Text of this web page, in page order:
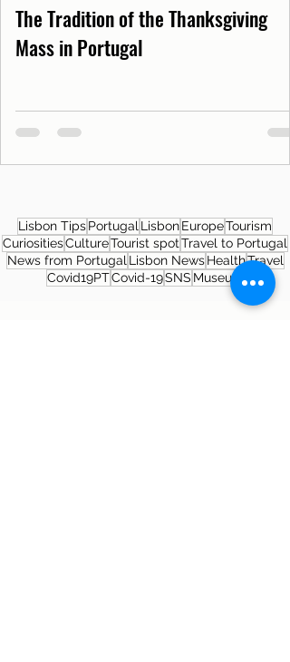
The Tradition of the Thanksgiving
Mass in Portugal
Lisbon TipsPortugal LisbonEuropeTourism
CuriositiesCultureTourist spotTravel to Portugal
News from Portugal Lisbon News HealthTravel
Covid19PTCovid-19SNS Museum